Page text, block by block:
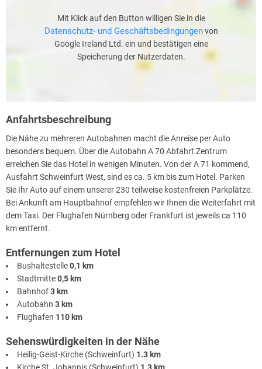
Mit Klick auf den Button willigen Sie in die
Datenschutz- und Geschäftsbedingungenvon
Google Ireland Ltd. ein und bestätigen eine
Speicherung der Nutzerdaten.
Anfahrtsbeschreibung
Die Nähe zu mehreren Autobahnen macht die Anreise per Auto
besonders bequem. Über die Autobahn A 70 Abfahrt Zentrum
erreichen Sie das Hotel in wenigen Minuten. Von der A 71 kommend,
Ausfahrt Schweinfurt West, sind es ca. 5 km bis zum Hotel. Parken
Sie Ihr Auto auf einem unserer 230 teilweise kostenfreien Parkplätze.
Bei Ankunft am Hauptbahnof empfehlen wir Ihnen die Weiterfahrt mit
dem Taxi. Der Flughafen Nürnberg oder Frankfurt ist jeweils ca 110
km entfernt.
Entfernungen zum Hotel
Bushaltestelle0,1 km
Stadtmitte0,5 km
Bahnhof3 km
Autobahn 3 km
Flughafen 110 km
Sehenswürdigkeiten in der Nähe
Heilig-Geist-Kirche (Schweinfurt) 1.3 km